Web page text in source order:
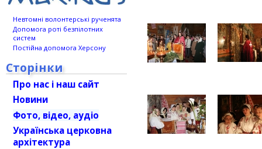
Невтомні волонтерські рученята
Допомога роті безпілотних
систем
Постійна допомога Херсону
Сторінки
Про нас і наш сайт
Новини
Фото, відео, аудіо
Українська церковна
архітектура